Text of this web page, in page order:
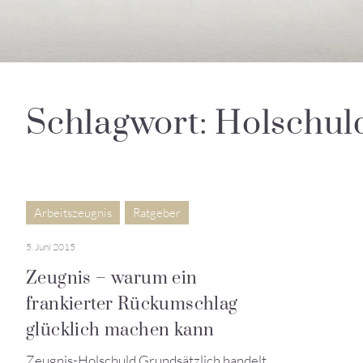
Schlagwort:
Arbeitszeugnis Ratgeber
5. Juni 2015
Zeugnis – warum ein
frankierter Rückumschlag
glücklich machen kann